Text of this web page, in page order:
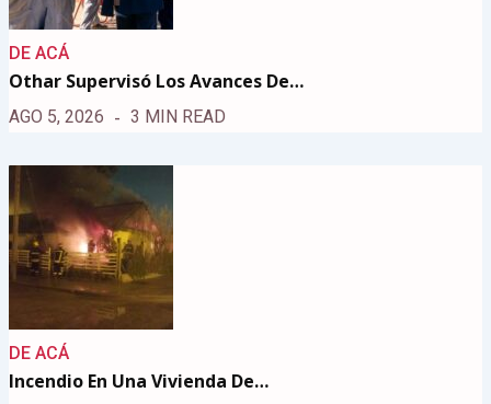
DE ACÁ
Othar Supervisó Los Avances De…
AGO 5, 2026 3 MIN READ
DE ACÁ
Incendio En Una Vivienda De…